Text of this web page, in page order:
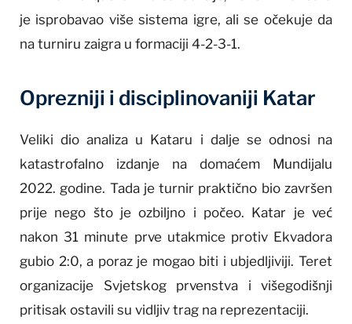
je isprobavao više sistema igre, ali se očekuje da
na turniru zaigra u formaciji 4-2-3-1.
Oprezniji i disciplinovaniji Katar
Veliki dio analiza u Kataru i dalje se odnosi na
katastrofalno izdanje na domaćem Mundijalu
2022. godine. Tada je turnir praktično bio završen
prije nego što je ozbiljno i počeo. Katar je već
nakon 31 minute prve utakmice protiv Ekvadora
gubio 2:0, a poraz je mogao biti i ubjedljiviji. Teret
organizacije Svjetskog prvenstva i višegodišnji
pritisak ostavili su vidljiv trag na reprezentaciji.